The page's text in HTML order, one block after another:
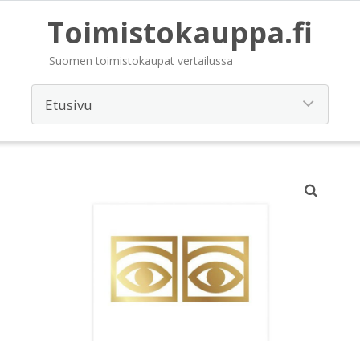
Toimistokauppa.fi
Suomen toimistokaupat vertailussa